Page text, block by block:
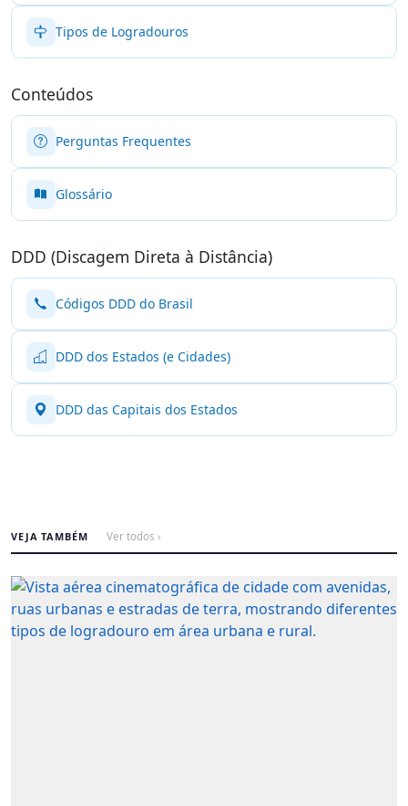
Tipos de Logradouros
Conteúdos
Perguntas Frequentes
Glossário
DDD (Discagem Direta à Distância)
Códigos DDD do Brasil
DDD dos Estados (e Cidades)
DDD das Capitais dos Estados
VEJA TAMBÉM Ver todos ›